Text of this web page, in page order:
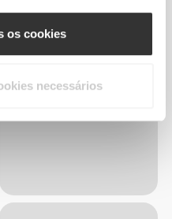
os cookies
necessários